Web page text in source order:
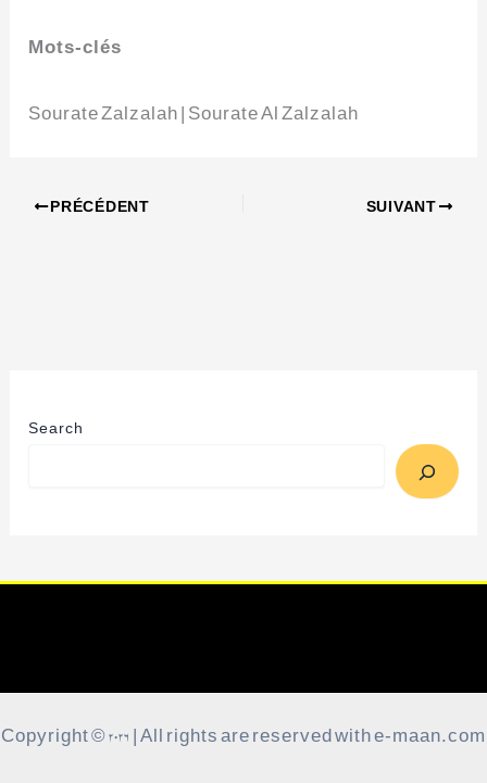
Mots-clés
Sourate Zalzalah | Sourate Al Zalzalah
PRÉCÉDENT SUIVANT
Search
Copyright © 2026 | All rights are reserved with e-maan.com